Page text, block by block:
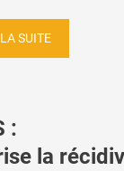
SUITE
:
la